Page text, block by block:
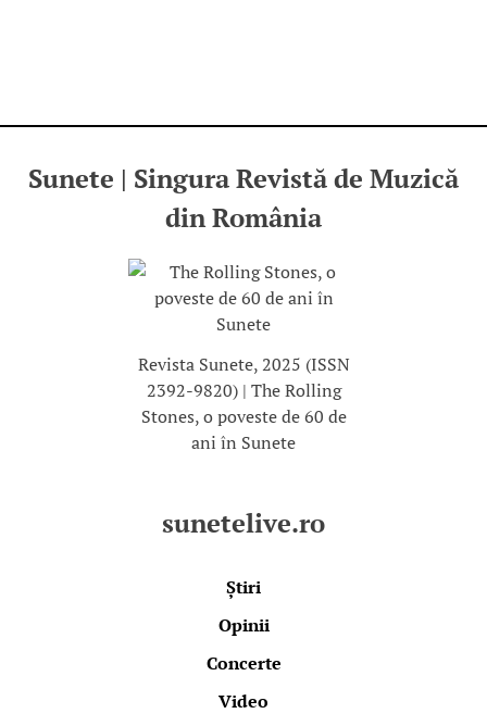
Sunete | Singura Revistă de Muzică
din România
Revista Sunete, 2025 (ISSN
2392-9820) | The Rolling
Stones, o poveste de 60 de
ani în Sunete
sunetelive.ro
Știri
Opinii
Concerte
Video